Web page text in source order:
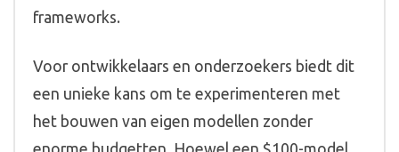
frameworks.
Voor ontwikkelaars en onderzoekers biedt dit
een unieke kans om te experimenteren met
het bouwen van eigen modellen zonder